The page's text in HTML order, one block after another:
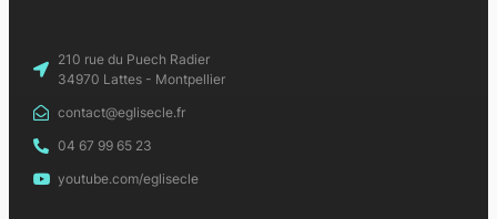
210 rue du Puech Radier
34970 Lattes - Montpellier
contact@eglisecle.fr
04 67 99 65 23
youtube.com/eglisecle